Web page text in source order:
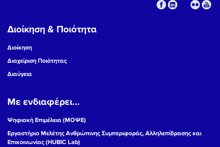
Διοίκηση & Ποιότητα
Διοίκηση
Διαχείριση Ποιότητας
Διαύγεια
Με ενδιαφέρει...
Ψηφιακή Επιμέλεια (ΜΟΨΕ)
Εργαστήριο Μελέτης Ανθρώπινης Συμπεριφοράς, Αλληλεπίδρασης και
Επικοινωνίας (HUBIC Lab)